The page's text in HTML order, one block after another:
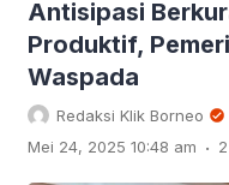
Antisipasi
Produktif,
Waspada
Redaksi Klik Borneo
Mei 24, 2025 10:48 am .